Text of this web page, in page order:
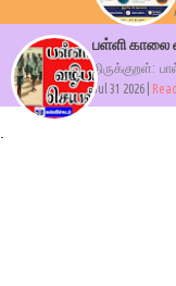
பள்ளி காலை
திருக்குறள்: பால்
Jul 31 2026 |